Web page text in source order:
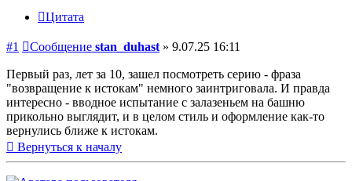
Цитата
#1 Сообщение stan_duhast » 9.07.25 16:11
Первый раз, лет за 10, зашел посмотреть серию - фраза
"возвращение к истокам" немного заинтриговала. И правда
интересно - вводное испытание с залазеньем на башню
прикольно выглядит, и в целом стиль и оформление как-то
вернулись ближе к истокам.
Вернуться к началу